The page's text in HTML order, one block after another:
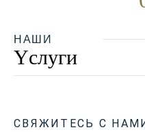
НАШИ
Yслуги
СВЯЖИТЕСЬ С